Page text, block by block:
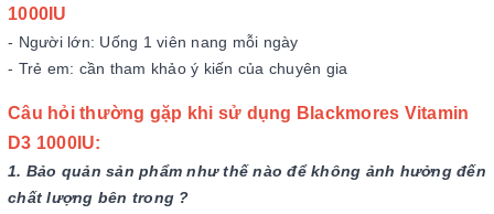
1000IU
- Người lớn: Uống 1 viên nang mỗi ngày
- Trẻ em: cần tham khảo ý kiến của chuyên gia
Câu hỏi thường gặp khi sử dụng Blackmores Vitamin
D3 1000IU:
1. Bảo quản sản phẩm như thế nào để không ảnh hưởng đến
chất lượng bên trong ?